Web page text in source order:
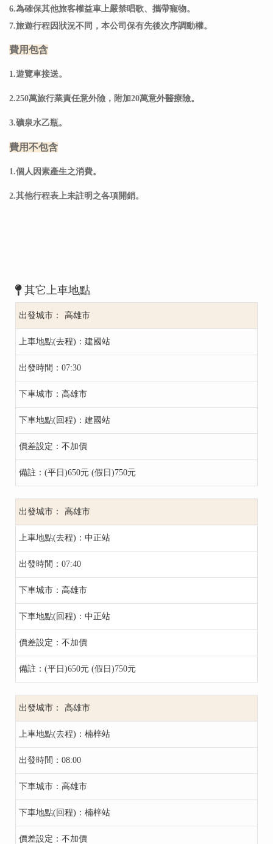
6.為確保其他旅客權益車上嚴禁唱歌、 攜帶寵物。
7.旅遊行程因狀況不同，本公司保有先後次序調動權。
費用包含
1.遊覽車接送。
2.250萬旅行業責任意外險，附加20萬意外醫療險。
3.礦泉水乙瓶。
費用不包含
1.個人因素產生之消費。
2.其他行程表上未註明之各項開銷。
其它上車地點
高雄市
建國站
07:30
高雄市
建國站
不加價
(平日)650元 (假日)750元
高雄市
中正站
07:40
高雄市
中正站
不加價
(平日)650元 (假日)750元
高雄市
楠梓站
08:00
高雄市
楠梓站
不加價